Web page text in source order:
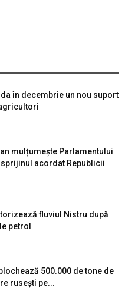
în decembrie un nou suport
mulțumește Parlamentului
acordat Republicii
fluviul Nistru după
petrol
500.000 de tone de
rusești pe...